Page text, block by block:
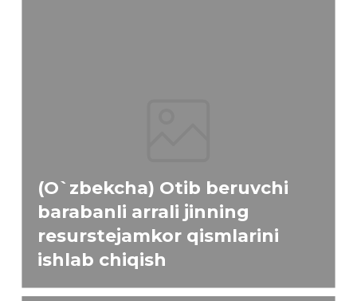
(O`zbekcha) Otib beruvchi
barabanli arrali jinning
resurstejamkor qismlarini
ishlab chiqish